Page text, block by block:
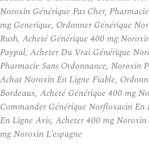
Noroxin Générique Pas Cher,
mg Generique, Ordonner Générique
Rush, Acheté Générique 400 mg
Paypal, Acheter Du Vrai Générique
Pharmacie Sans Ordonnance, Noroxin
Achat Noroxin En Ligne Fiable,
Bordeaux, Acheté Générique 400 mg
Commander Générique Norfloxacin
En Ligne Avis, Acheter 400 mg
mg Noroxin L’espagne